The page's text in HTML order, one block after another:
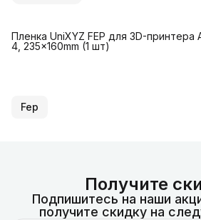
Пленка UniXYZ FEP для 3D-принтера
4, 235x160mm (1 шт)
Fep
Получите
Подпишитесь на наши
получите скидку на